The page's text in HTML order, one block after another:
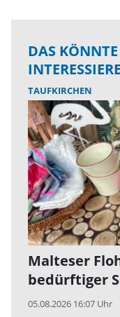
DAS
TAUFKIRCHEN
Malteser
bedürftiger
05.08.2026 16:07 Uhr